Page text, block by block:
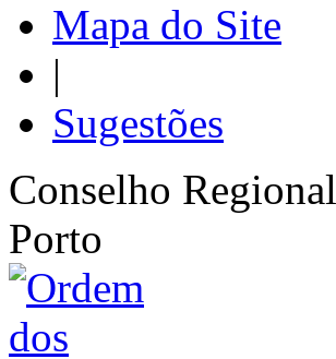
Mapa do Site
|
Sugestões
Conselho Regional
Porto